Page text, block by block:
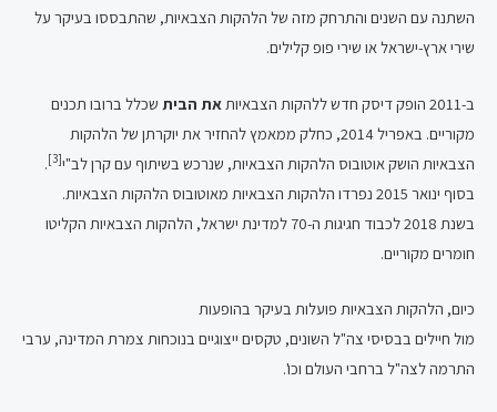
השתנה עם השנים והתרחק מזה של הלהקות הצבאיות, שהתבססו בעיקר על
שירי ארץ-ישראל או שירי פופ קלילים.
ב-2011 הופק דיסק חדש ללהקות הצבאיות את הבית שכלל ברובו תכנים
מקוריים. באפריל 2014, כחלק ממאמץ להחזיר את יוקרתן של הלהקות
הצבאיות הושק אוטובוס הלהקות הצבאיות, שנרכש בשיתוף עם קרן לב"י[3]
.
בסוף ינואר 2015 נפרדו הלהקות הצבאיות מאוטובוס הלהקות הצבאיות.
בשנת 2018 לכבוד חגיגות ה-70 למדינת ישראל, הלהקות הצבאיות הקליטו
חומרים מקוריים.
כיום, הלהקות הצבאיות פועלות בעיקר בהופעות
מול חיילים בבסיסי צה"ל השונים, טקסים ייצוגיים בנוכחות צמרת המדינה, ערבי
התרמה לצה"ל ברחבי העולם וכו'.